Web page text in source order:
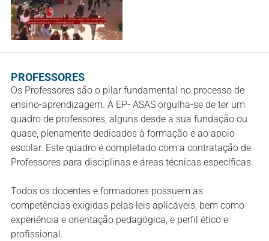
PROFESSORES
Os Professores são o pilar fundamental no processo de
ensino-aprendizagem. A EP- ASAS orgulha-se de ter um
quadro de professores, alguns desde a sua fundação ou
quase, plenamente dedicados à formação e ao apoio
escolar. Este quadro é completado com a contratação de
Professores para disciplinas e áreas técnicas específicas.
Todos os docentes e formadores possuem as
competências exigidas pelas leis aplicáveis, bem como
experiência e orientação pedagógica, e perfil ético e
profissional.